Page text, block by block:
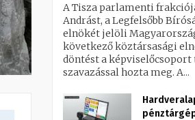
A Tisza parlamenti
Andrást, a Legfelsőbb
elnökét jelöli
következő köztársasági
döntést a
szavazással hozta meg. A...